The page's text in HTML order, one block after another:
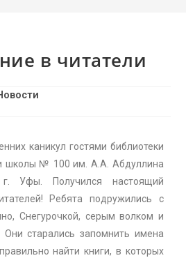
в читатели
каникул гостями библиотеки
школы № 100 им. А.А. Абдуллина
г. Уфы. Получился настоящий
Ребята подружились с
Снегурочкой, серым волком и
Они старались запомнить имена
найти книги, в которых